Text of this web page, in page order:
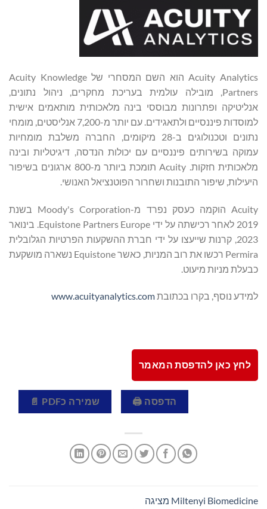
Acuity Analytics הוא השם המסחרי של Acuity Knowledge
Partners, מובילה עולמית בעריכת מחקרים, ניהול נתונים,
אנליטיקה ופתרונות מבוססי בינה מלאכותית מותאמים אישית
למוסדות פיננסיים ולתאגידים. עם יותר מ-7,200 אנליסטים, מומחי
נתונים וטכנולוגים ב-28 מיקומים, החברה משלבת מומחיות
עמוקה בשירותים פיננסיים עם יכולות הנדסה, דיגיטליות ובינה
מלאכותית חזקות. Acuity תומכת ביותר מ-800 ארגונים בשיפור
היעילות, שיפור התובנות ושחרור הפוטנציאל האנושי.
Acuity הוקמה כעסק נפרד מ-Moody's Corporation בשנת
2019 לאחר רכישתה על ידי Equistone Partners Europe. בינואר
2023, קרנות שייעצו על ידי חברת ההשקעות הפרטיות הגלובלית
Permira רכשו את רוב המניות, כאשר Equistone נשארה מושקעת
כבעלת מניות מיעוט.
למידע נוסף, בקרו בכתובתwww.acuityanalytics.com
לחץ כאן להדפסת המאמר
הדפסה 🖨 שמירה כPDF 📄
Miltenyi Biomedicine מציגה